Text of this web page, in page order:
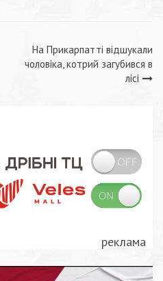
На Прикарпатті відшукали
чоловіка, котрий загубився в
лісі